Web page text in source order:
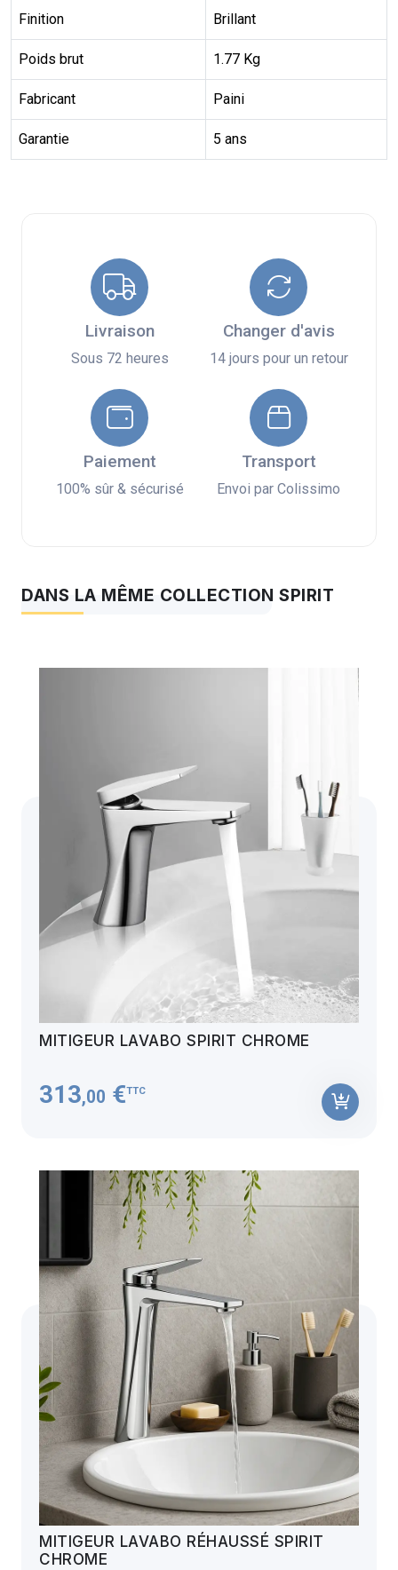
Finition Brillant
Poids brut 1.77 Kg
Fabricant Paini
Garantie 5 ans
Livraison
Sous 72 heures
Changer d'avis
14 jours pour un retour
Paiement
100% sûr & sécurisé
Transport
Envoi par Colissimo
DANS LA MÊME COLLECTION SPIRIT
MITIGEUR LAVABO SPIRIT CHROME
313,00 €TTC
MITIGEUR LAVABO RÉHAUSSÉ SPIRIT
CHROME